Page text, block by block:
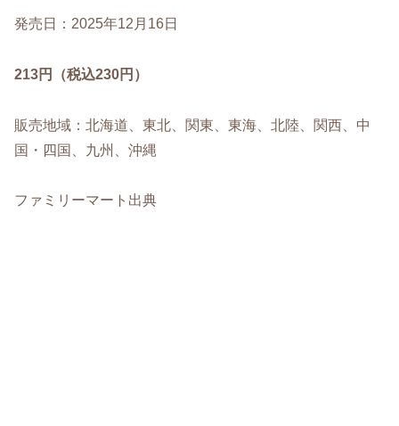
発売日：2025年12月16日
213円（税込230円）
販売地域：北海道、東北、関東、東海、北陸、関西、中
国・四国、九州、沖縄
ファミリーマート出典